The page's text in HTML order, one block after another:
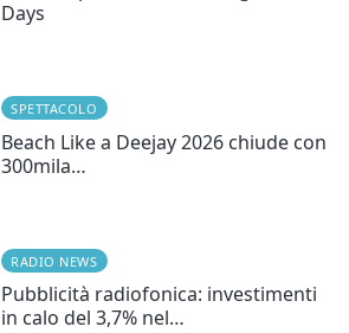
Days
SPETTACOLO
Beach Like a Deejay 2026 chiude con
300mila…
RADIO NEWS
Pubblicità radiofonica: investimenti
in calo del 3,7% nel…